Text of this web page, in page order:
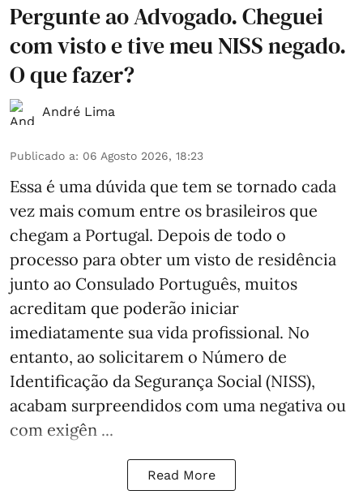
Pergunte ao Advogado. Cheguei
com visto e tive meu NISS negado.
O que fazer?
André Lima
Publicado a: 06 Agosto 2026, 18:23
Essa é uma dúvida que tem se tornado cada
vez mais comum entre os brasileiros que
chegam a Portugal. Depois de todo o
processo para obter um visto de residência
junto ao Consulado Português, muitos
acreditam que poderão iniciar
imediatamente sua vida profissional. No
entanto, ao solicitarem o Número de
Identificação da Segurança Social (NISS),
acabam surpreendidos com uma negativa ou
com exigên ...
Read More